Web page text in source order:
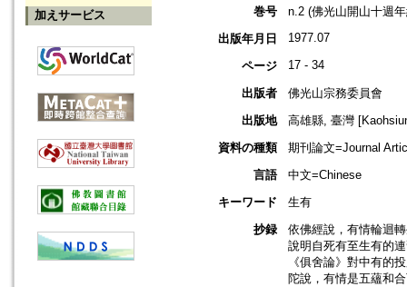
加えサービス
巻号
n.2 (佛光山開山十週
出版年月日
1977.07
ページ 17 - 34
出版者
佛光山宗務委員會
出版地
高雄縣, 臺灣
資料の種類
期刊論文=Journal
言語
中文=Chinese
キーワード
生有
抄録
依佛經說，有情輪迴
說明自死有至生有的
《俱舍論》對中有的
陀說，有情是五蘊和